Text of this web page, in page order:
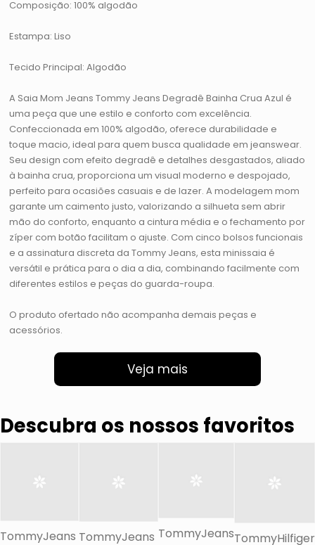
Composição: 100% algodão
Estampa: Liso
Tecido Principal: Algodão
A Saia Mom Jeans Tommy Jeans Degradê Bainha Crua Azul é
uma peça que une estilo e conforto com excelência.
Confeccionada em 100% algodão, oferece durabilidade e
toque macio, ideal para quem busca qualidade em jeanswear.
Seu design com efeito degradê e detalhes desgastados, aliado
à bainha crua, proporciona um visual moderno e despojado,
perfeito para ocasiões casuais e de lazer. A modelagem mom
garante um caimento justo, valorizando a silhueta sem abrir
mão do conforto, enquanto a cintura média e o fechamento por
zíper com botão facilitam o ajuste. Com cinco bolsos funcionais
e a assinatura discreta da Tommy Jeans, esta minissaia é
versátil e prática para o dia a dia, combinando facilmente com
diferentes estilos e peças do guarda-roupa.
O produto ofertado não acompanha demais peças e
acessórios.
Veja mais
Descubra os nossos favoritos
TommyJeans TommyJeans TommyJeansTommyHilfiger